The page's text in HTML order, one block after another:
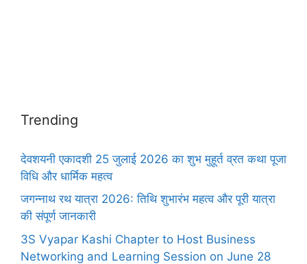
Trending
देवशयनी एकादशी 25 जुलाई 2026 का शुभ मुहूर्त व्रत कथा पूजा
विधि और धार्मिक महत्व
जगन्नाथ रथ यात्रा 2026: तिथि शुभारंभ महत्व और पूरी यात्रा
की संपूर्ण जानकारी
3S Vyapar Kashi Chapter to Host Business
Networking and Learning Session on June 28